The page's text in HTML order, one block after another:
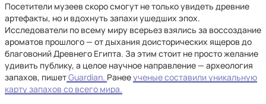
Посетители музеев скоро смогут не только увидеть древние
артефакты, но и вдохнуть запахи ушедших эпох.
Исследователи по всему миру всерьез взялись за воссоздание
ароматов прошлого — от дыхания доисторических ящеров до
благовоний Древнего Египта. За этим стоит не просто желание
удивить публику, а целое научное направление — археология
запахов, пишетGuardian. Ранееученые составили уникальную
карту запахов со всего мира.